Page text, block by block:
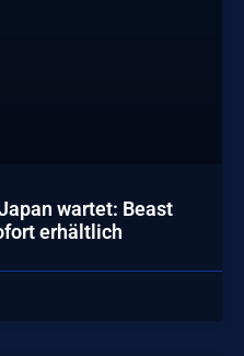
wartet: Beast
erhältlich